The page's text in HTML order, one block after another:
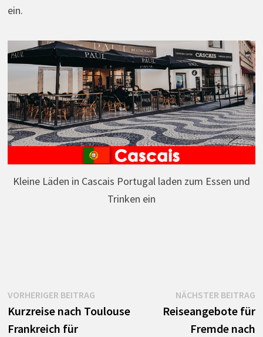
ein.
Kleine Läden in Cascais Portugal laden zum Essen und
Trinken ein
Beitrags-
Navigation
VORHERIGER BEITRAGVorheriger
Beitrag:
Kurzreise nach Toulouse
Frankreich für
NÄCHSTER BEITRAG
Reiseangebote für
Fremde nach